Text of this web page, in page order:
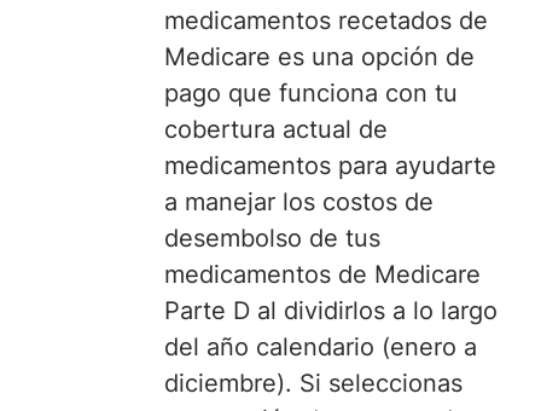
medicamentos recetados de
Medicare es una opción de
pago que funciona con tu
cobertura actual de
medicamentos para ayudarte
a manejar los costos de
desembolso de tus
medicamentos de Medicare
Parte D al dividirlos a lo largo
del año calendario (enero a
diciembre). Si seleccionas